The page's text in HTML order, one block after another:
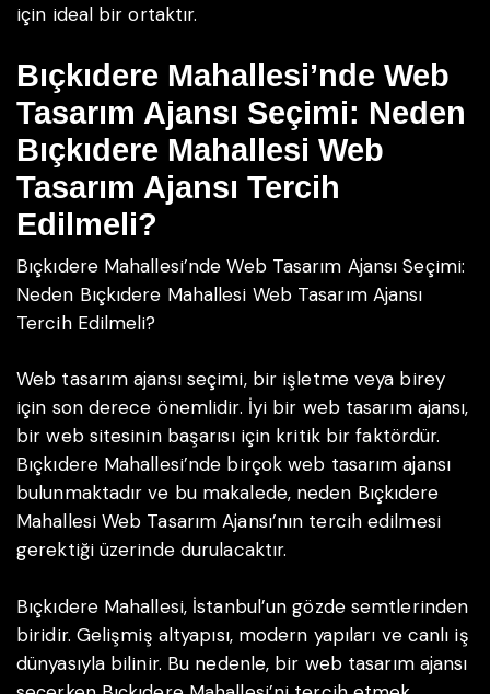
için ideal bir ortaktır.
Bıçkıdere Mahallesi’nde Web
Tasarım Ajansı Seçimi: Neden
Bıçkıdere Mahallesi Web
Tasarım Ajansı Tercih
Edilmeli?
Bıçkıdere Mahallesi’nde Web Tasarım Ajansı Seçimi:
Neden Bıçkıdere Mahallesi Web Tasarım Ajansı
Tercih Edilmeli?
Web tasarım ajansı seçimi, bir işletme veya birey
için son derece önemlidir. İyi bir web tasarım ajansı,
bir web sitesinin başarısı için kritik bir faktördür.
Bıçkıdere Mahallesi’nde birçok web tasarım ajansı
bulunmaktadır ve bu makalede, neden Bıçkıdere
Mahallesi Web Tasarım Ajansı’nın tercih edilmesi
gerektiği üzerinde durulacaktır.
Bıçkıdere Mahallesi, İstanbul’un gözde semtlerinden
biridir. Gelişmiş altyapısı, modern yapıları ve canlı iş
dünyasıyla bilinir. Bu nedenle, bir web tasarım ajansı